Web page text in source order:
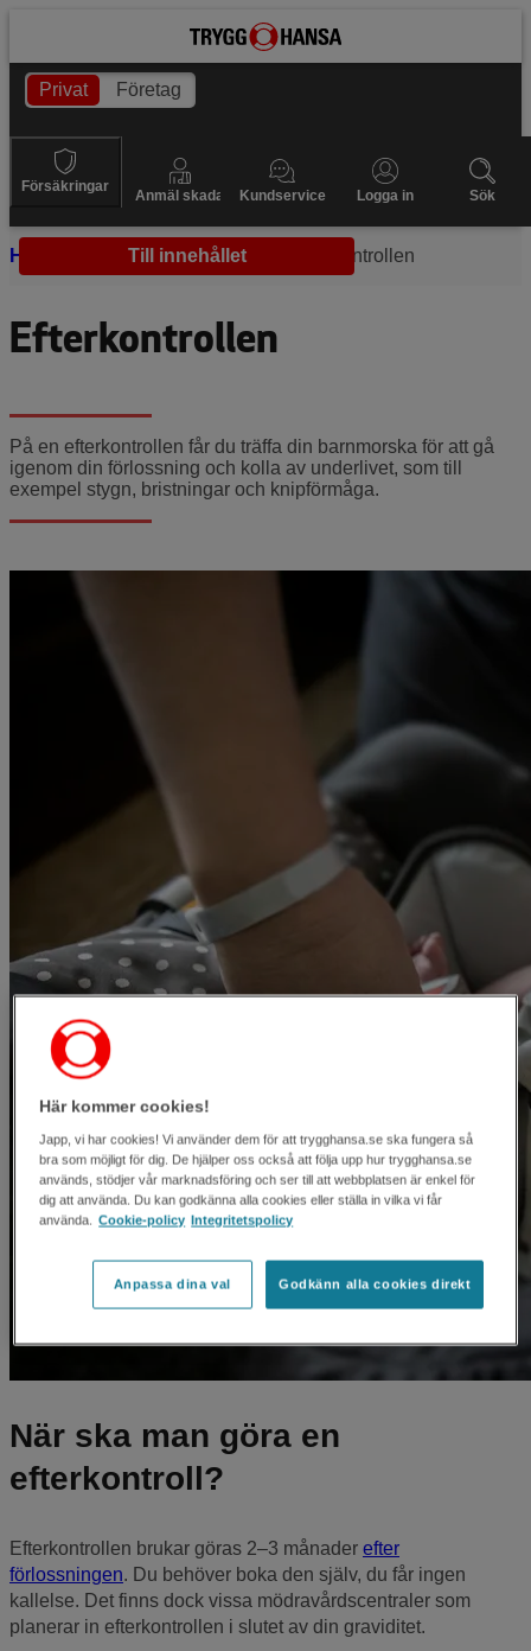
Till innehållet
Privat Företag
Försäkringar
Anmäl skada Kundservice Logga in Sök
Hem Efter förlossningen Efterkontrollen
Efterkontrollen
På en efterkontrollen får du träffa din barnmorska för att gå
igenom din förlossning och kolla av underlivet, som till
exempel stygn, bristningar och knipförmåga.
När ska man göra en
efterkontroll?
Efterkontrollen brukar göras 2–3 månader efter
förlossningen. Du behöver boka den själv, du får ingen
kallelse. Det finns dock vissa mödravårdscentraler som
planerar in efterkontrollen i slutet av din graviditet.
Här kommer cookies!
Japp, vi har cookies! Vi använder dem för att trygghansa.se ska fungera så
bra som möjligt för dig. De hjälper oss också att följa upp hur trygghansa.se
används, stödjer vår marknadsföring och ser till att webbplatsen är enkel för
dig att använda. Du kan godkänna alla cookies eller ställa in vilka vi får
använda.
Cookie-policy Integritetspolicy
Anpassa dina val Godkänn alla cookies direkt